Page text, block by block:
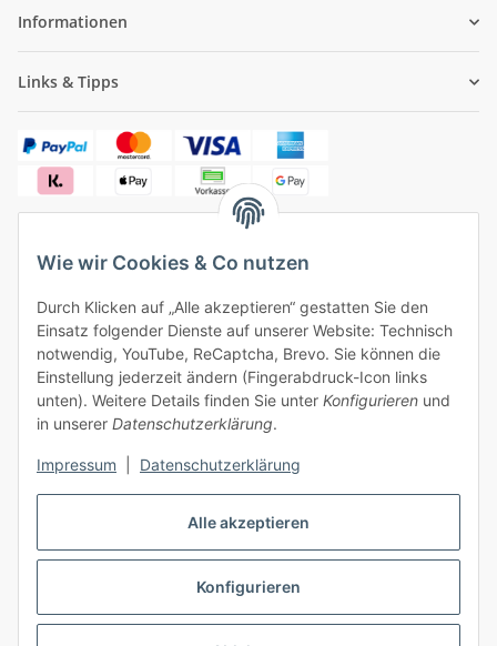
Alle akzeptieren
Konfigurieren
Wie wir Cookies & Co nutzen
Durch Klicken auf „Alle akzeptieren“ gestatten Sie den
Einsatz folgender Dienste auf unserer Website: Technisch
notwendig, YouTube, ReCaptcha, Brevo. Sie können die
Einstellung jederzeit ändern (Fingerabdruck-Icon links
unten). Weitere Details finden Sie unter Konfigurieren und
in unserer Datenschutzerklärung.
Impressum Datenschutzerklärung
Informationen
Links & Tipps
Sicher bezahlen, sicherer Versand
Ein Monat Widerrufsrecht
Vertrag widerrufen